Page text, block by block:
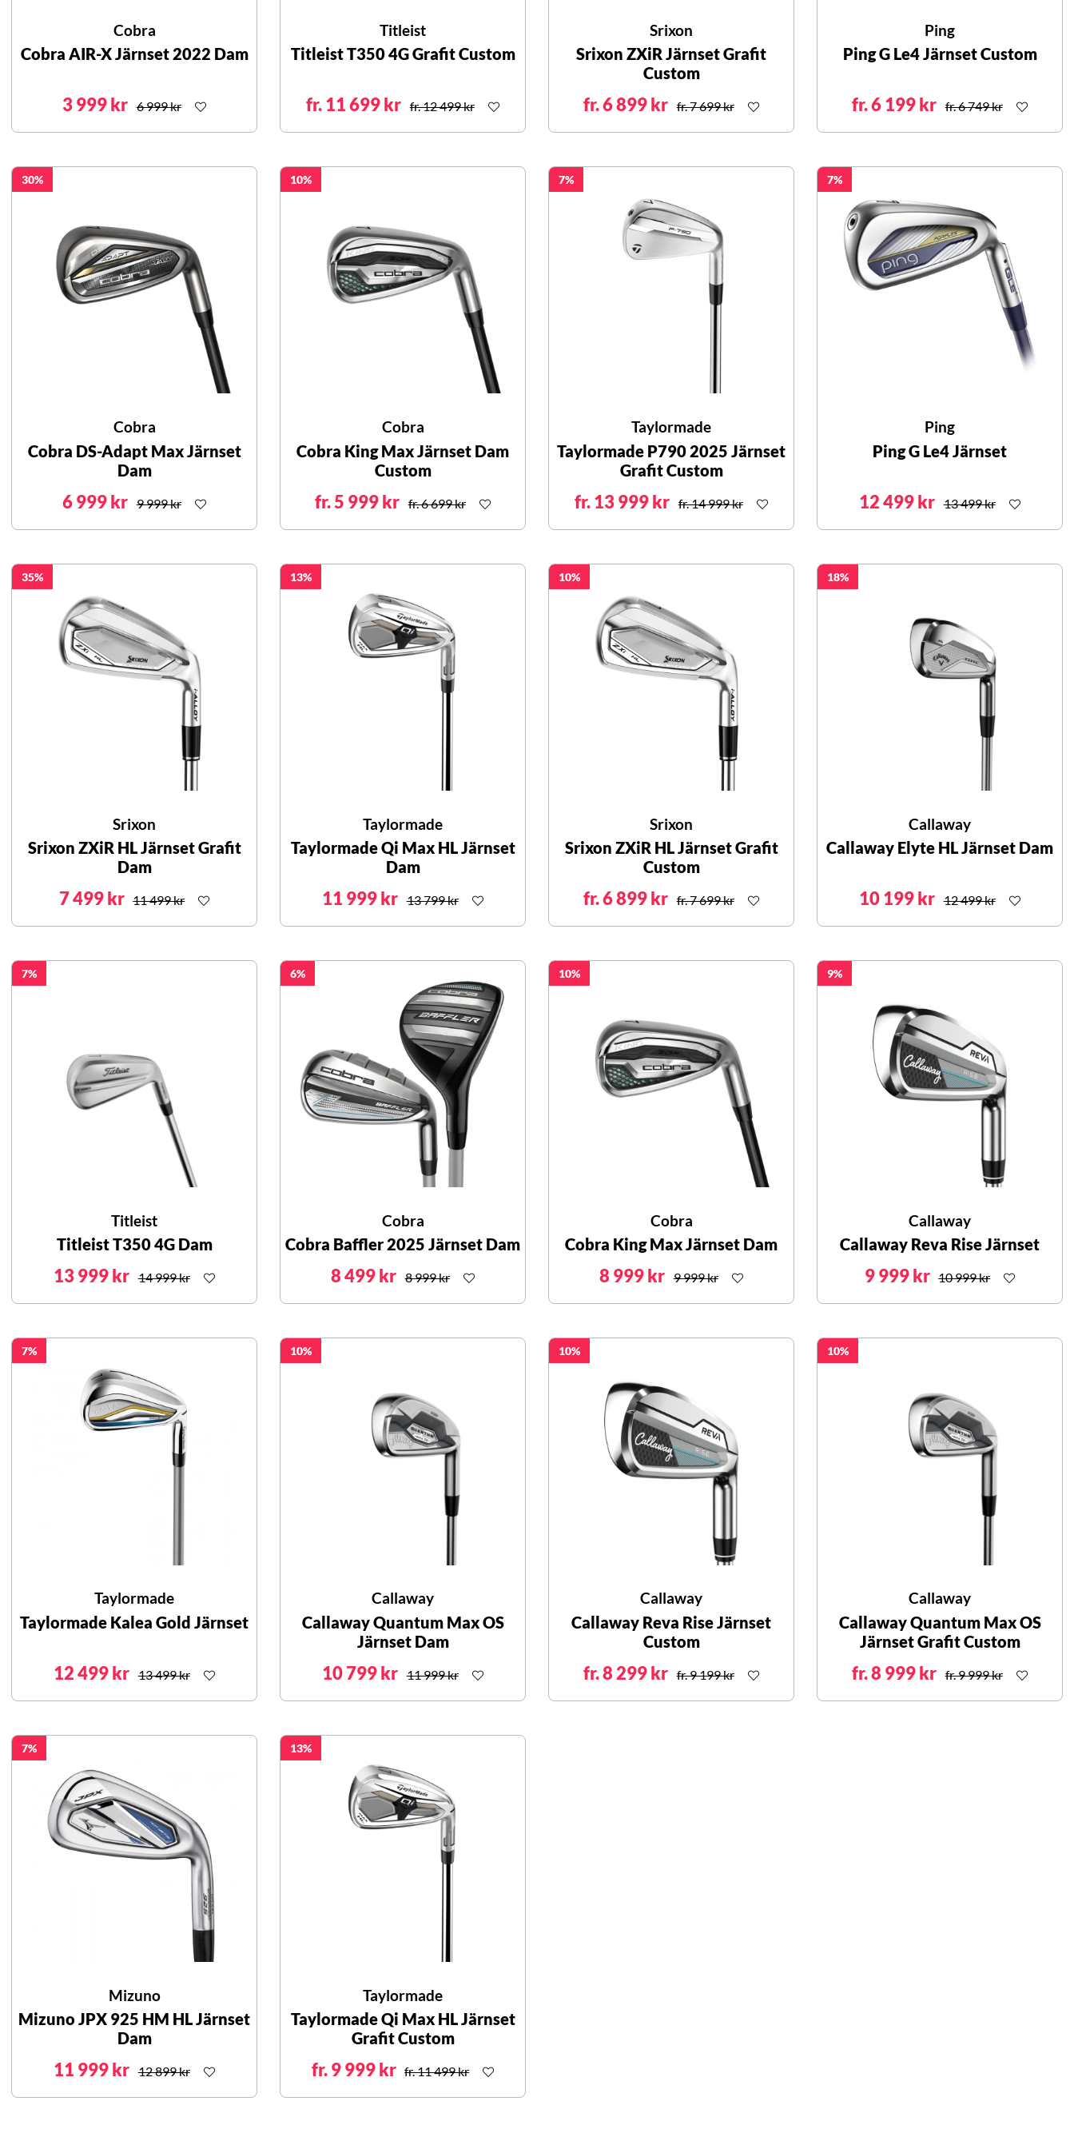
Cobra
Cobra AIR-X Järnset 2022 Dam
3 999 kr 6 999 kr
Titleist
Titleist T350 4G Grafit Custom
fr. 11 699 kr fr. 12 499 kr
Srixon
Srixon ZXiR Järnset Grafit
Custom
fr. 6 899 kr fr. 7 699 kr
Ping
Ping G Le4 Järnset Custom
fr. 6 199 kr fr. 6 749 kr
30
Cobra
Cobra DS-Adapt Max Järnset
Dam
6 999 kr 9 999 kr
10
Cobra
Cobra King Max Järnset Dam
Custom
fr. 5 999 kr fr. 6 699 kr
7
Taylormade
Taylormade P790 2025 Järnset
Grafit Custom
fr. 13 999 kr fr. 14 999 kr
7
Ping
Ping G Le4 Järnset
12 499 kr 13 499 kr
35
Srixon
Srixon ZXiR HL Järnset Grafit
Dam
7 499 kr 11 499 kr
13
Taylormade
Taylormade Qi Max HL Järnset
Dam
11 999 kr 13 799 kr
10
Srixon
Srixon ZXiR HL Järnset Grafit
Custom
fr. 6 899 kr fr. 7 699 kr
18
Callaway
Callaway Elyte HL Järnset Dam
10 199 kr 12 499 kr
7
Titleist
Titleist T350 4G Dam
13 999 kr 14 999 kr
6
Cobra
Cobra Baffler 2025 Järnset Dam
8 499 kr 8 999 kr
10
Cobra
Cobra King Max Järnset Dam
8 999 kr 9 999 kr
9
Callaway
Callaway Reva Rise Järnset
9 999 kr 10 999 kr
7
Taylormade
Taylormade Kalea Gold Järnset
12 499 kr 13 499 kr
10
Callaway
Callaway Quantum Max OS
Järnset Dam
10 799 kr 11 999 kr
10
Callaway
Callaway Reva Rise Järnset
Custom
fr. 8 299 kr fr. 9 199 kr
10
Callaway
Callaway Quantum Max OS
Järnset Grafit Custom
fr. 8 999 kr fr. 9 999 kr
7
Mizuno
Mizuno JPX 925 HM HL Järnset
Dam
11 999 kr 12 899 kr
13
Taylormade
Taylormade Qi Max HL Järnset
Grafit Custom
fr. 9 999 kr fr. 11 499 kr